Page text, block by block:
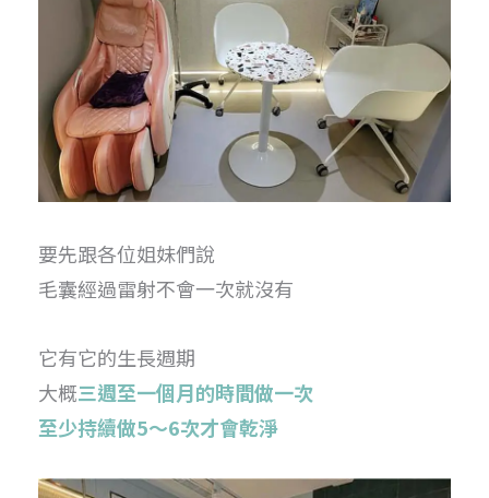
要先跟各位姐妹們說
毛囊經過雷射不會一次就沒有
它有它的生長週期
大概三週至一個月的時間做一次
至少持續做5～6次才會乾淨